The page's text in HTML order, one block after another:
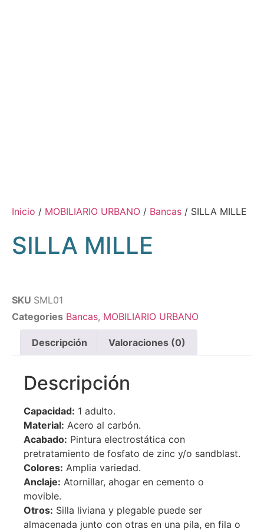
Inicio / MOBILIARIO URBANO / Bancas / SILLA MILLE
SILLA MILLE
SKU SML01
Categories Bancas, MOBILIARIO URBANO
Descripción Valoraciones (0)
Descripción
Capacidad: 1 adulto.
Material: Acero al carbón.
Acabado: Pintura electrostática con
pretratamiento de fosfato de zinc y/o sandblast.
Colores: Amplia variedad.
Anclaje: Atornillar, ahogar en cemento o
movible.
Otros: Silla liviana y plegable puede ser
almacenada junto con otras en una pila, en fila o